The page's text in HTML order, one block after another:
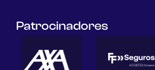
Patrocinadores